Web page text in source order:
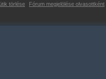
törlése Fórum megjelölése olvasottként